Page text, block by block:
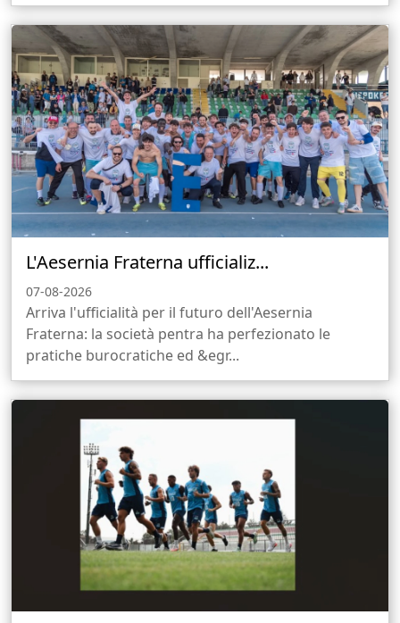
L'Aesernia Fraterna ufficializ...
07-08-2026
Arriva l'ufficialità per il futuro dell'Aesernia
Fraterna: la società pentra ha perfezionato le
pratiche burocratiche ed &egr...